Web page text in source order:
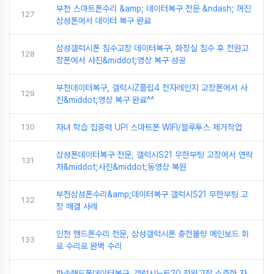
127
부천 스마트폰수리 &amp; 데이터복구 전문 &ndash; 꺼진
삼성폰에서 데이터 복구 완료
128
삼성갤럭시폰 침수고장 데이터복구, 화장실 침수 후 전원고
장폰에서 사진&middot;영상 복구 성공
129
부천데이터복구, 갤럭시Z플립4 전자레인지 고장폰에서 사
진&middot;영상 복구 완료^^
130 자녀 학습 집중력 UP! 스마트폰 WIFI/블루투스 제거작업
131
삼성폰데이터복구 전문, 갤럭시S21 무한부팅 고장에서 연락
처&middot;사진&middot;동영상 복원
132
부천삼성폰수리&amp;데이터복구 갤럭시S21 무한부팅 고
장 해결 사례
133
인천 핸드폰수리 전문, 삼성갤럭시폰 충전불량 메인보드 회
로 수리로 완벽 수리